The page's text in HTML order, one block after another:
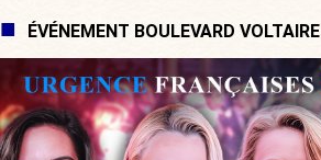
ÉVÉNEMENT BOULEVARD VOLTAIRE